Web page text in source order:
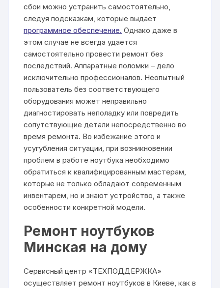
сбои можно устранить самостоятельно,
следуя подсказкам, которые выдает
программное обеспечение. Однако даже в
этом случае не всегда удается
самостоятельно провести ремонт без
последствий. Аппаратные поломки – дело
исключительно профессионалов. Неопытный
пользователь без соответствующего
оборудования может неправильно
диагностировать неполадку или повредить
сопутствующие детали непосредственно во
время ремонта. Во избежание этого и
усугубления ситуации, при возникновении
проблем в работе ноутбука необходимо
обратиться к квалифицированным мастерам,
которые не только обладают современным
инвентарем, но и знают устройство, а также
особенности конкретной модели.
Ремонт ноутбуков
Минская на дому
Сервисный центр «ТЕХПОДДЕРЖКА»
осуществляетремонт ноутбуков в Киеве, как в